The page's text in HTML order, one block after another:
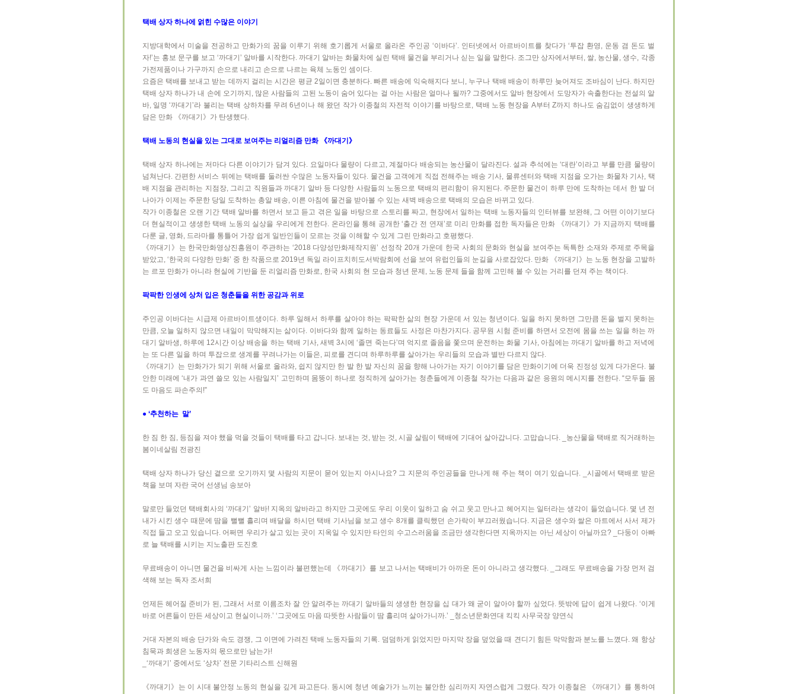
택배 상자 하나에 얽힌 수많은 이야기
지방대학에서 미술을 전공하고 만화가의 꿈을 이루기 위해 호기롭게 서울로 올라온 주인공 ‘이바다’. 인터넷에서 아르바이트를 찾다가 ‘투잡 환영, 운동 겸 돈도 벌
자!’는 홍보 문구를 보고 ‘까대기’ 알바를 시작한다. 까대기 알바는 화물차에 실린 택배 물건을 부리거나 싣는 일을 말한다. 조그만 상자에서부터, 쌀, 농산물, 생수, 각종
가전제품이나 가구까지 손으로 내리고 손으로 나르는 육체 노동인 셈이다.
요즘은 택배를 보내고 받는 데까지 걸리는 시간은 평균 2일이면 충분하다. 빠른 배송에 익숙해지다 보니, 누구나 택배 배송이 하루만 늦어져도 조바심이 난다. 하지만
택배 상자 하나가 내 손에 오기까지, 많은 사람들의 고된 노동이 숨어 있다는 걸 아는 사람은 얼마나 될까? 그중에서도 알바 현장에서 도망자가 속출한다는 전설의 알
바, 일명 ‘까대기’라 불리는 택배 상하차를 무려 6년이나 해 왔던 작가 이종철의 자전적 이야기를 바탕으로, 택배 노동 현장을 A부터 Z까지 하나도 숨김없이 생생하게
담은 만화 《까대기》가 탄생했다.
택배 노동의 현실을 있는 그대로 보여주는 리얼리즘 만화 《까대기》
택배 상자 하나에는 저마다 다른 이야기가 담겨 있다. 요일마다 물량이 다르고, 계절마다 배송되는 농산물이 달라진다. 설과 추석에는 ‘대란’이라고 부를 만큼 물량이
넘쳐난다. 간편한 서비스 뒤에는 택배를 둘러싼 수많은 노동자들이 있다. 물건을 고객에게 직접 전해주는 배송 기사, 물류센터와 택배 지점을 오가는 화물차 기사, 택
배 지점을 관리하는 지점장, 그리고 직원들과 까대기 알바 등 다양한 사람들의 노동으로 택배의 편리함이 유지된다. 주문한 물건이 하루 만에 도착하는 데서 한 발 더
나아가 이제는 주문한 당일 도착하는 총알 배송, 이른 아침에 물건을 받아볼 수 있는 새벽 배송으로 택배의 모습은 바뀌고 있다.
작가 이종철은 오랜 기간 택배 알바를 하면서 보고 듣고 겪은 일을 바탕으로 스토리를 짜고, 현장에서 일하는 택배 노동자들의 인터뷰를 보완해, 그 어떤 이야기보다
더 현실적이고 생생한 택배 노동의 실상을 우리에게 전한다. 온라인을 통해 공개한 ‘출간 전 연재’로 미리 만화를 접한 독자들은 만화 《까대기》가 지금까지 택배를
다룬 글, 영화, 드라마를 통틀어 가장 쉽게 일반인들이 모르는 것을 이해할 수 있게 그린 만화라고 호평했다.
《까대기》는 한국만화영상진흥원이 주관하는 ‘2018 다양성만화제작지원’ 선정작 20개 가운데 한국 사회의 문화와 현실을 보여주는 독특한 소재와 주제로 주목을
받았고, ‘한국의 다양한 만화’ 중 한 작품으로 2019년 독일 라이프치히도서박람회에 선을 보여 유럽인들의 눈길을 사로잡았다. 만화 《까대기》는 노동 현장을 고발하
는 르포 만화가 아니라 현실에 기반을 둔 리얼리즘 만화로, 한국 사회의 현 모습과 청년 문제, 노동 문제 들을 함께 고민해 볼 수 있는 거리를 던져 주는 책이다.
팍팍한 인생에 상처 입은 청춘들을 위한 공감과 위로
주인공 이바다는 시급제 아르바이트생이다. 하루 일해서 하루를 살아야 하는 팍팍한 삶의 현장 가운데 서 있는 청년이다. 일을 하지 못하면 그만큼 돈을 벌지 못하는
만큼, 오늘 일하지 않으면 내일이 막막해지는 삶이다. 이바다와 함께 일하는 동료들도 사정은 마찬가지다. 공무원 시험 준비를 하면서 오전에 몸을 쓰는 일을 하는 까
대기 알바생, 하루에 12시간 이상 배송을 하는 택배 기사, 새벽 3시에 ‘졸면 죽는다’며 억지로 졸음을 쫓으며 운전하는 화물 기사, 아침에는 까대기 알바를 하고 저녁에
는 또 다른 일을 하며 투잡으로 생계를 꾸려나가는 이들은, 피로를 견디며 하루하루를 살아가는 우리들의 모습과 별반 다르지 않다.
《까대기》는 만화가가 되기 위해 서울로 올라와, 쉽지 않지만 한 발 한 발 자신의 꿈을 향해 나아가는 자기 이야기를 담은 만화이기에 더욱 진정성 있게 다가온다. 불
안한 미래에 ‘내가 과연 쓸모 있는 사람일지’ 고민하며 몸뚱이 하나로 정직하게 살아가는 청춘들에게 이종철 작가는 다음과 같은 응원의 메시지를 전한다. “모두들 몸
도 마음도 파손주의!”
● ‘추천하는 말’
한 짐 한 짐, 등짐을 져야 했을 먹을 것들이 택배를 타고 갑니다. 보내는 것, 받는 것, 시골 살림이 택배에 기대어 살아갑니다. 고맙습니다. _농산물을 택배로 직거래하는
봄이네살림 전광진
택배 상자 하나가 당신 곁으로 오기까지 몇 사람의 지문이 묻어 있는지 아시나요? 그 지문의 주인공들을 만나게 해 주는 책이 여기 있습니다. _시골에서 택배로 받은
책을 보며 자란 국어 선생님 송보아
말로만 들었던 택배회사의 ‘까대기’ 알바! 지옥의 알바라고 하지만 그곳에도 우리 이웃이 일하고 숨 쉬고 웃고 만나고 헤어지는 일터라는 생각이 들었습니다. 몇 년 전
내가 시킨 생수 때문에 땀을 뻘뻘 흘리며 배달을 하시던 택배 기사님을 보고 생수 8개를 클릭했던 손가락이 부끄러웠습니다. 지금은 생수와 쌀은 마트에서 사서 제가
직접 들고 오고 있습니다. 어쩌면 우리가 살고 있는 곳이 지옥일 수 있지만 타인의 수고스러움을 조금만 생각한다면 지옥까지는 아닌 세상이 아닐까요? _다둥이 아빠
로 늘 택배를 시키는 지노출판 도진호
무료배송이 아니면 물건을 비싸게 사는 느낌이라 불편했는데 《까대기》를 보고 나서는 택배비가 아까운 돈이 아니라고 생각했다. _그래도 무료배송을 가장 먼저 검
색해 보는 독자 조서희
언제든 헤어질 준비가 된, 그래서 서로 이름조차 잘 안 알려주는 까대기 알바들의 생생한 현장을 십 대가 왜 굳이 알아야 할까 싶었다. 뜻밖에 답이 쉽게 나왔다. ‘이게
바로 어른들이 만든 세상이고 현실이니까.’ ‘그곳에도 마음 따뜻한 사람들이 땀 흘리며 살아가니까.’ _청소년문화연대 킥킥 사무국장 양연식
거대 자본의 배송 단가와 속도 경쟁, 그 이면에 가려진 택배 노동자들의 기록. 덤덤하게 읽었지만 마지막 장을 덮었을 때 견디기 힘든 막막함과 분노를 느꼈다. 왜 항상
침묵과 희생은 노동자의 몫으로만 남는가!
_‘까대기’ 중에서도 ‘상차’ 전문 기타리스트 신해원
《까대기》는 이 시대 불안정 노동의 현실을 깊게 파고든다. 동시에 청년 예술가가 느끼는 불안한 심리까지 자연스럽게 그렸다. 작가 이종철은 《까대기》를 통하여